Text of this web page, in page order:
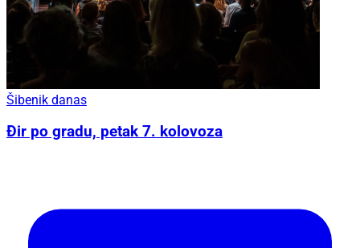
Šibenik danas
Đir po gradu, petak 7. kolovoza